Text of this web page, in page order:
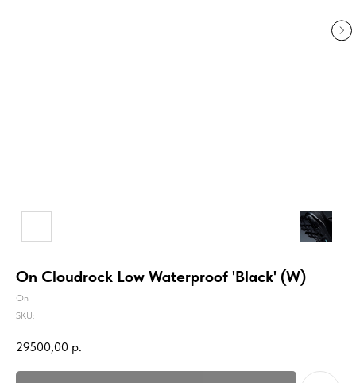
On Cloudrock Low Waterproof 'Black' (W)
On
SKU:
29500,00 р.